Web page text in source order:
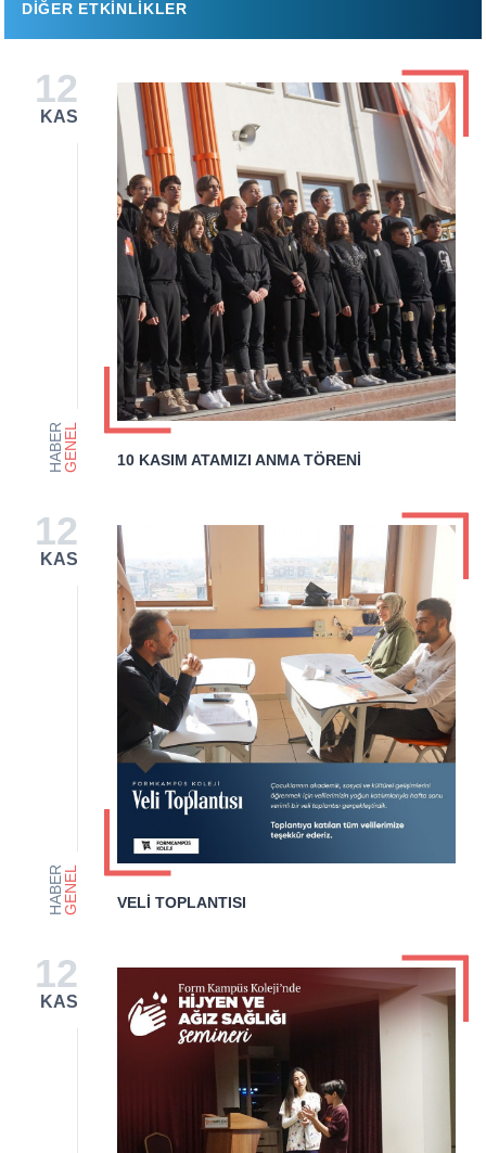
DIĞER ETKINLIKLER
12
KAS
HABERGENEL 10 KASIM ATAMIZI ANMA TÖRENİ
12
KAS
HABERGENEL VELİ TOPLANTISI
12
KAS